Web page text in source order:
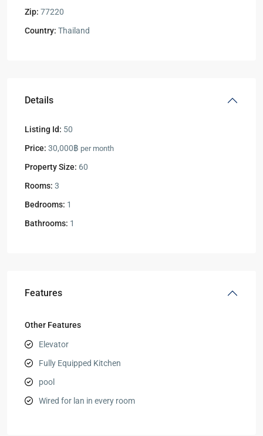
Zip: 77220
Country: Thailand
Details
Listing Id: 50
Price: 30,000฿ per month
Property Size: 60
Rooms: 3
Bedrooms: 1
Bathrooms: 1
Features
Other Features
Elevator
Fully Equipped Kitchen
pool
Wired for lan in every room